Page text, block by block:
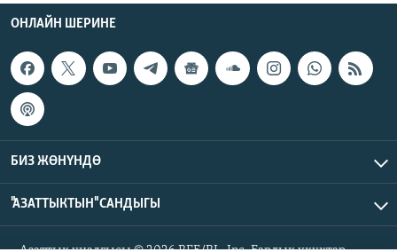
ОНЛАЙН ШЕРИНЕ
БИЗ ЖӨНҮНДӨ
"АЗАТТЫКТЫН" САНДЫГЫ